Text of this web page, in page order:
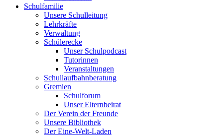
Schulfamilie
Unsere Schulleitung
Lehrkräfte
Verwaltung
Schülerecke
Unser Schulpodcast
Tutorinnen
Veranstaltungen
Schullaufbahnberatung
Gremien
Schulforum
Unser Elternbeirat
Der Verein der Freunde
Unsere Bibliothek
Der Eine-Welt-Laden